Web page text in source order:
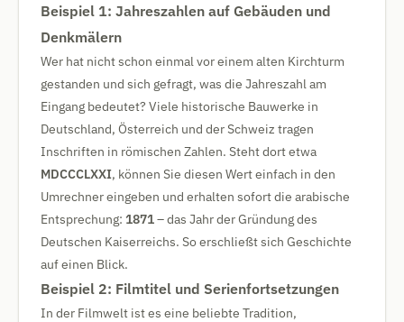
Beispiel 1: Jahreszahlen auf Gebäuden und
Denkmälern
Wer hat nicht schon einmal vor einem alten Kirchturm
gestanden und sich gefragt, was die Jahreszahl am
Eingang bedeutet? Viele historische Bauwerke in
Deutschland, Österreich und der Schweiz tragen
Inschriften in römischen Zahlen. Steht dort etwa
MDCCCLXXI, können Sie diesen Wert einfach in den
Umrechner eingeben und erhalten sofort die arabische
Entsprechung: 1871– das Jahr der Gründung des
Deutschen Kaiserreichs. So erschließt sich Geschichte
auf einen Blick.
Beispiel 2: Filmtitel und Serienfortsetzungen
In der Filmwelt ist es eine beliebte Tradition,